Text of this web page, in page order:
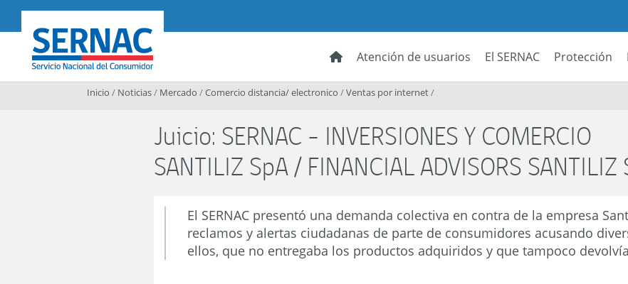
SERNAC
Atención de usuarios El SERNAC Protección
Inicio / Noticias/ Mercado /Comercio distancia/ electronico /Ventas por internet/
Juicio: SERNAC - INVERSIONES Y COMERCIO
SANTILIZ SpA / FINANCIAL ADVISORS
El SERNAC presentó una demanda colectiva en contra de la empresa
reclamos y alertas ciudadanas de parte de consumidores acusando
ellos, que no entregaba los productos adquiridos y que tampoco